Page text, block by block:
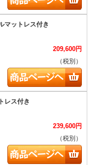
209,600円
（税別）
239,600円
（税別）